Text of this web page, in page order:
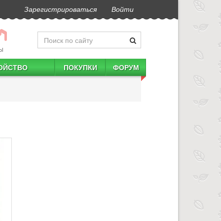
Зарегистрироваться Войти
ПОКУПКИ ФОРУМ